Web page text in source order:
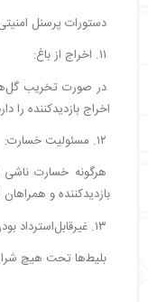
دستورات پرسنل
در صورت تخریب گل‌ها
اخراج بازدیدکننده را
هرگونه خسارت ناشی
بازدیدکننده و
بلیط‌ها تحت هیچ